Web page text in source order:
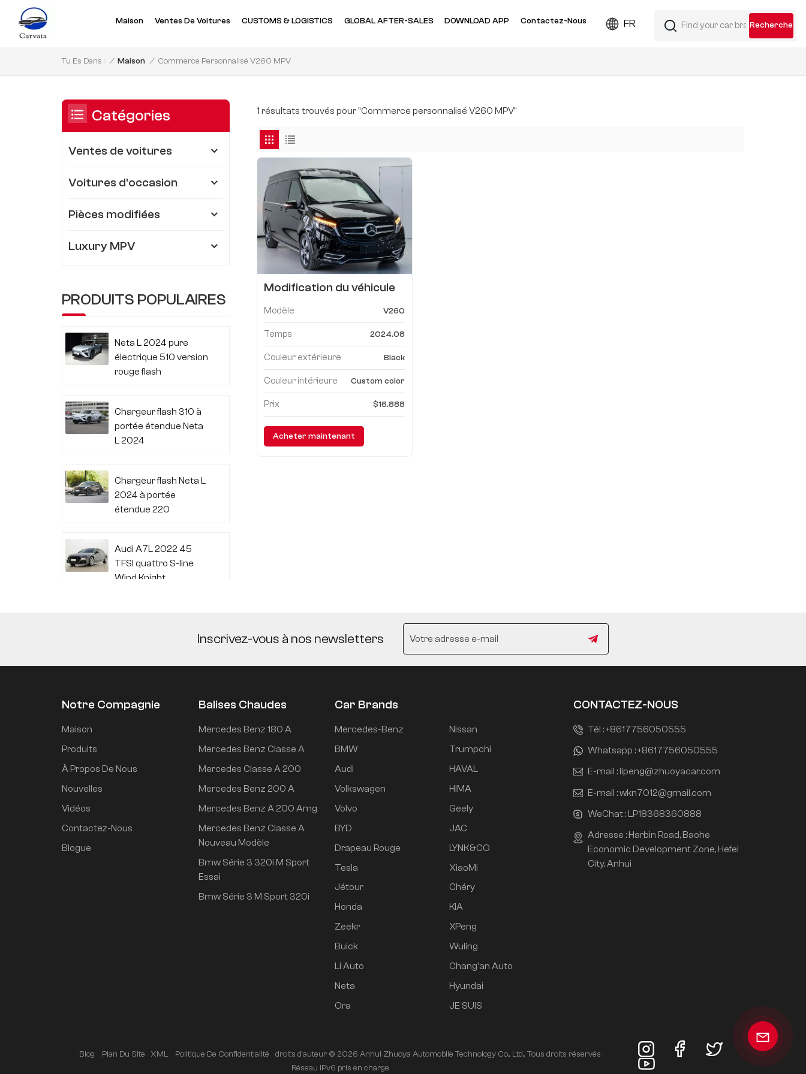
FR
Maison Ventes De Voitures CUSTOMS & LOGISTICS GLOBAL AFTER-SALES DOWNLOAD APP Contactez-Nous
Tu Es Dans : / Maison / Commerce Personnalisé V260 MPV
1 résultats trouvés pour "Commerce personnalisé V260 MPV"
Modification du véhicule
V260
Modèle V260
Temps 2024.08
Couleur extérieure Black
Couleur intérieure Custom color
Prix $16.888
Acheter maintenant
Catégories
Ventes de voitures
Voitures d'occasion
Pièces modifiées
Luxury MPV
PRODUITS POPULAIRES
Neta L 2024 pure
électrique 510 version
rouge flash
Chargeur flash 310 à
portée étendue Neta
L 2024
Chargeur flash Neta L
2024 à portée
étendue 220
Audi A7L 2022 45
TFSI quattro S-line
Wind Knight
Mi SU7 2024, version
portée à propulsion
super longue durée
Inscrivez-vous à nos newsletters
Notre Compagnie
Maison
Produits
À Propos De Nous
Nouvelles
Vidéos
Contactez-Nous
Blogue
Balises Chaudes
Mercedes Benz 180 A
Mercedes Benz Classe A
Mercedes Classe A 200
Mercedes Benz 200 A
Mercedes Benz A 200 Amg
Mercedes Benz Classe A
Nouveau Modèle
Bmw Série 3 320i M Sport
Essai
Bmw Série 3 M Sport 320i
Car Brands
Mercedes-Benz
BMW
Audi
Volkswagen
Volvo
BYD
Drapeau Rouge
Tesla
Jétour
Honda
Zeekr
Buick
Li Auto
Neta
Ora
Nissan
Trumpchi
HAVAL
HIMA
Geely
JAC
LYNK&CO
XiaoMi
Chéry
KIA
XPeng
Wuling
Chang'an Auto
Hyundai
JE SUIS
CONTACTEZ-NOUS
Tél :+8617756050555
Whatsapp :+8617756050555
E-mail : lipeng@zhuoyacar.com
E-mail :wkn7012@gmail.com
WeChat : LP18368360888
Adresse : Harbin Road, Baohe
Economic Development Zone, Hefei
City, Anhui
Blog Plan Du Site XML Politique De Confidentialité
droits d'auteur © 2026 Anhui Zhuoya Automobile Technology Co., Ltd.. Tous droits réservés .
Réseau IPv6 pris en charge